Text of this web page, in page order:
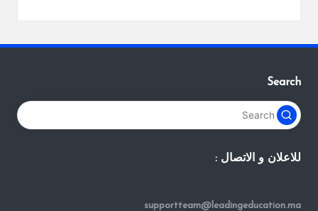
Search
للاعلان و الاتصال :
supportteam@leadingeducation.ma